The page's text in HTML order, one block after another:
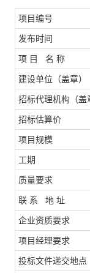
项目编号
发布时间
项 目 名 称
建设单位（盖章）
招标代理机构（盖
招标估算价
项目规模
工期
质量要求
联 系 地 址
企业资质要求
项目经理要求
投标文件递交地点